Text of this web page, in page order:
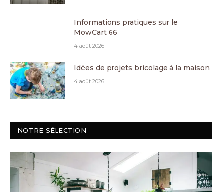
Informations pratiques sur le
MowCart 66
4 août 2026
Idées de projets bricolage à la maison
4 août 2026
NOTRE SÉLECTION